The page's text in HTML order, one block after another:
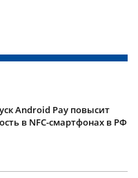
Android Pay повысит
в NFC-смартфонах в РФ